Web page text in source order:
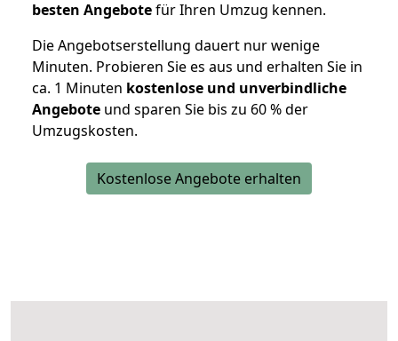
besten Angebotefür Ihren Umzug kennen.
Die Angebotserstellung dauert nur wenige
Minuten. Probieren Sie es aus und erhalten Sie in
ca. 1 Minuten kostenlose und unverbindliche
Angebote und sparen Sie bis zu 60 % der
Umzugskosten.
Kostenlose Angebote erhalten